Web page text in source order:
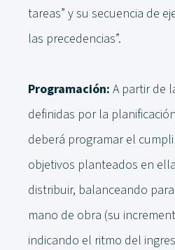
tareas” y su secuencia de
las precedencias”.
Programación: A partir de
definidas por la
deberá programar el
objetivos planteados en
distribuir, balanceando
mano de obra (su
indicando el ritmo del